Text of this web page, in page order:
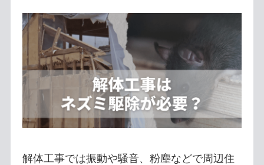
解体工事では振動や騒音、粉塵などで周辺住